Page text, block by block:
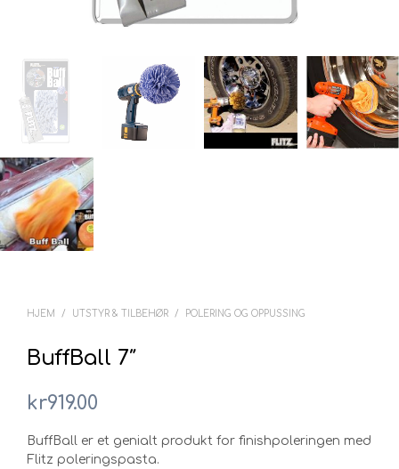
HJEM / UTSTYR & TILBEHØR / POLERING OG OPPUSSING
BuffBall 7″
kr919.00
BuffBall er et genialt produkt for finishpoleringen med
Flitz poleringspasta.